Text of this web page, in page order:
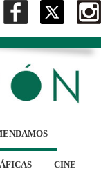
CINE